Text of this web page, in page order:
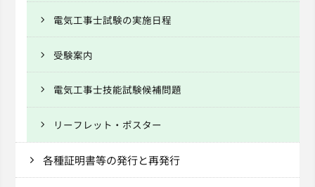
電気工事士試験の実施日程
受験案内
電気工事士技能試験候補問題
リーフレット・ポスター
各種証明書等の発行と再発行